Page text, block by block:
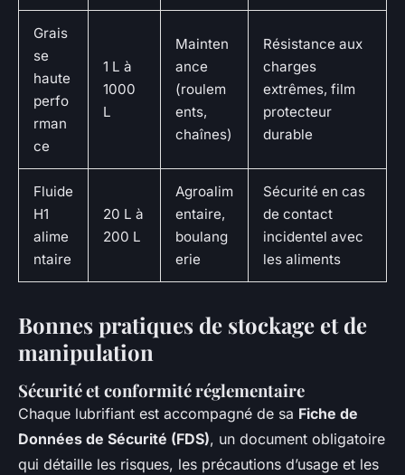
Grais
se
haute
perfo
rman
ce
1 L à
1000
L
Mainten
ance
(roulem
ents,
chaînes)
Résistance aux
charges
extrêmes, film
protecteur
durable
Fluide
H1
alime
ntaire
20 L à
200 L
Agroalim
entaire,
boulang
erie
Sécurité en cas
de contact
incidentel avec
les aliments
Bonnes pratiques de stockage et de
manipulation
Sécurité et conformité réglementaire
Chaque lubrifiant est accompagné de sa Fiche de
Données de Sécurité (FDS), un document obligatoire
qui détaille les risques, les précautions d’usage et les